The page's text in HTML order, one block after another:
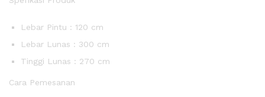
Lebar Pintu : 120 cm
Lebar Lunas : 300 cm
Tinggi Lunas : 270 cm
Cara Pemesanan